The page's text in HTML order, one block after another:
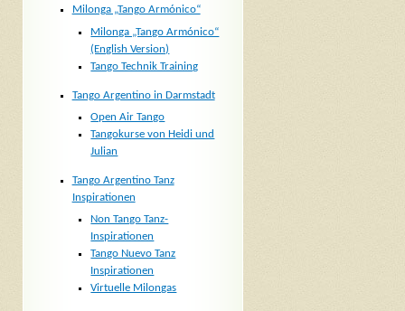
Milonga „Tango Armónico“
Milonga „Tango Armónico“
(English Version)
Tango Technik Training
Tango Argentino in Darmstadt
Open Air Tango
Tangokurse von Heidi und
Julian
Tango Argentino Tanz
Inspirationen
Non Tango Tanz-
Inspirationen
Tango Nuevo Tanz
Inspirationen
Virtuelle Milongas